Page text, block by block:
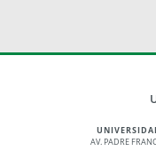
AV. PADRE